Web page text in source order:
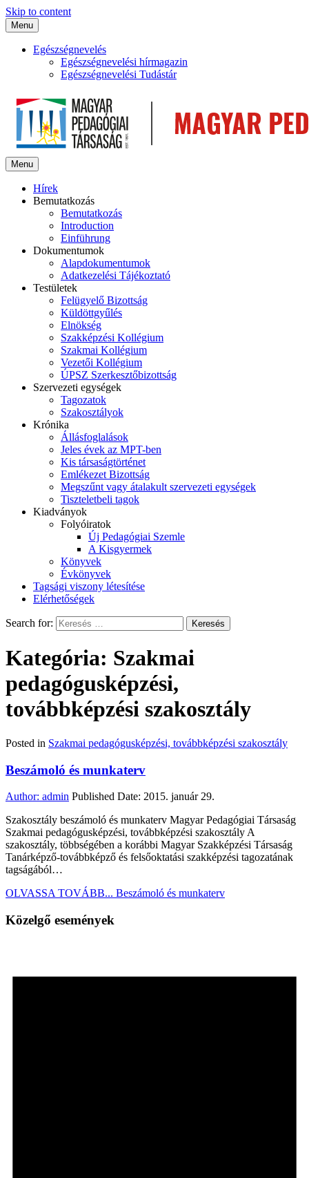
Skip to content
Menu
Egészségnevelés
Egészségnevelési hírmagazin
Egészségnevelési Tudástár
Menu
Hírek
Bemutatkozás
Bemutatkozás
Introduction
Einführung
Dokumentumok
Alapdokumentumok
Adatkezelési Tájékoztató
Testületek
Felügyelő Bizottság
Küldöttgyűlés
Elnökség
Szakképzési Kollégium
Szakmai Kollégium
Vezetői Kollégium
ÚPSZ Szerkesztőbizottság
Szervezeti egységek
Tagozatok
Szakosztályok
Krónika
Állásfoglalások
Jeles évek az MPT-ben
Kis társaságtörténet
Emlékezet Bizottság
Megszűnt vagy átalakult szervezeti egységek
Tiszteletbeli tagok
Kiadványok
Folyóiratok
Új Pedagógiai Szemle
A Kisgyermek
Könyvek
Évkönyvek
Tagsági viszony létesítése
Elérhetőségek
Search for:
Kategória: Szakmai
pedagógusképzési,
továbbképzési szakosztály
Posted in Szakmai pedagógusképzési, továbbképzési szakosztály
Beszámoló és munkaterv
Author: admin Published Date: 2015. január 29.
Szakosztály beszámoló és munkaterv Magyar Pedagógiai Társaság
Szakmai pedagógusképzési, továbbképzési szakosztály A
szakosztály, többségében a korábbi Magyar Szakképzési Társaság
Tanárképző-továbbképző és felsőoktatási szakképzési tagozatának
tagságából…
OLVASSA TOVÁBB... Beszámoló és munkaterv
Közelgő események